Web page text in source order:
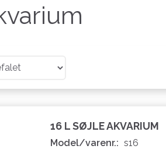
16 L SØJLE AKVARIUM
Model/varenr.: s16